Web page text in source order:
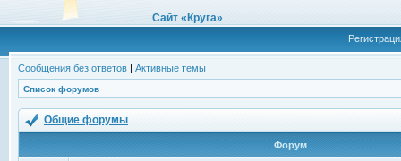
Сайт «Круга»
Сообщения без ответов | Активные темы
Список форумов
Общие форумы
Форум